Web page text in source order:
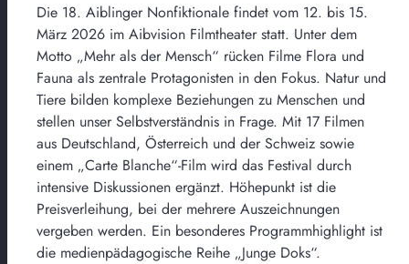
Die 18. Aiblinger Nonfiktionale findet vom 12. bis 15.
März 2026 im Aibvision Filmtheater statt. Unter dem
Motto „Mehr als der Mensch“ rücken Filme Flora und
Fauna als zentrale Protagonisten in den Fokus. Natur und
Tiere bilden komplexe Beziehungen zu Menschen und
stellen unser Selbstverständnis in Frage. Mit 17 Filmen
aus Deutschland, Österreich und der Schweiz sowie
einem „Carte Blanche“-Film wird das Festival durch
intensive Diskussionen ergänzt. Höhepunkt ist die
Preisverleihung, bei der mehrere Auszeichnungen
vergeben werden. Ein besonderes Programmhighlight ist
die medienpädagogische Reihe „Junge Doks“.